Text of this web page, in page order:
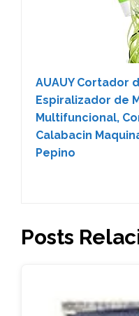
AUAUY Cortador
Espiralizador de
Multifuncional,
Calabacin
Pepino
Posts